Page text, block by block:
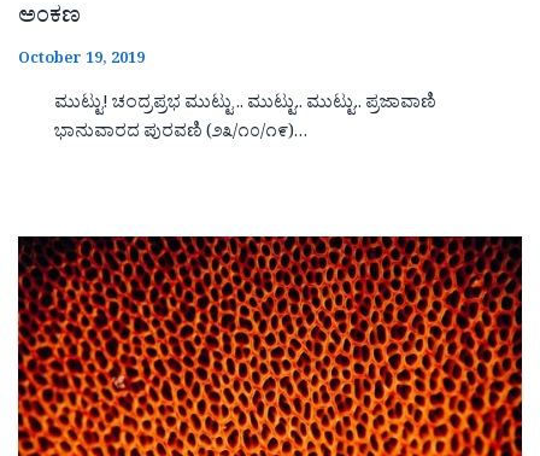
ಅಂಕಣ
October 19, 2019
ಮುಟ್ಟು! ಚಂದ್ರಪ್ರಭ ಮುಟ್ಟು .. ಮುಟ್ಟು.. ಮುಟ್ಟು.. ಪ್ರಜಾವಾಣಿ
ಭಾನುವಾರದ ಪುರವಣಿ (೨೩/೧೦/೧೯)…